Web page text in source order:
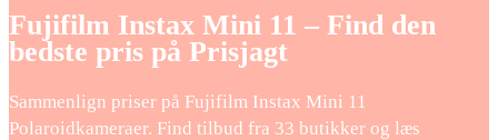
Fujifilm Instax Mini 11 – Find den
bedste pris på Prisjagt
Sammenlign priser på Fujifilm Instax Mini 11
Polaroidkameraer. Find tilbud fra 33 butikker og læs